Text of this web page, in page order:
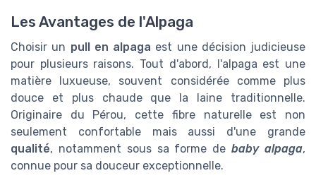
Les Avantages de l'Alpaga
Choisir un pull en alpaga est une décision judicieuse
pour plusieurs raisons. Tout d'abord, l'alpaga est une
matière luxueuse, souvent considérée comme plus
douce et plus chaude que la laine traditionnelle.
Originaire du Pérou, cette fibre naturelle est non
seulement confortable mais aussi d'une grande
qualité, notamment sous sa forme debaby alpaga,
connue pour sa douceur exceptionnelle.